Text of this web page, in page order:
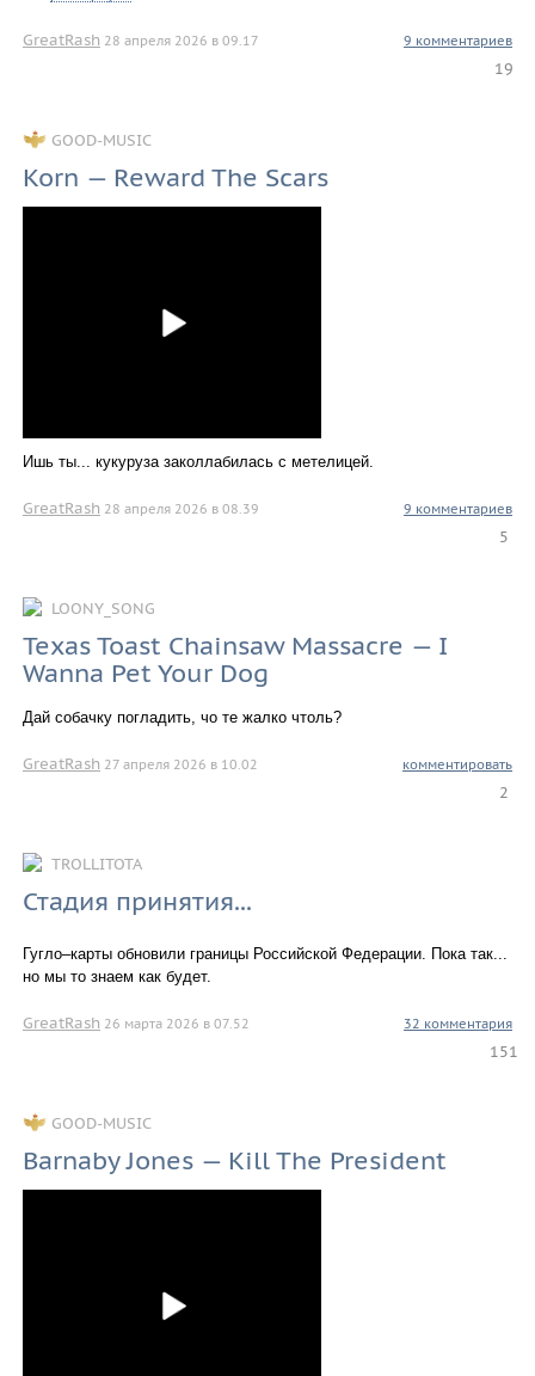
GreatRash 28 апреля 2026 в 09.17 9 комментариев
19
GOOD-MUSIC
Korn — Reward The Scars
Ишь ты... кукуруза заколлабилась с метелицей.
GreatRash 28 апреля 2026 в 08.39 9 комментариев
5
LOONY_SONG
Texas Toast Chainsaw Massacre — I
Wanna Pet Your Dog
Дай собачку погладить, чо те жалко чтоль?
GreatRash 27 апреля 2026 в 10.02 комментировать
2
TROLLITOTA
Стадия принятия...
Гугло–карты обновили границы Российской Федерации. Пока так...
но мы то знаем как будет.
GreatRash 26 марта 2026 в 07.52 32 комментария
151
GOOD-MUSIC
Barnaby Jones — Kill The President